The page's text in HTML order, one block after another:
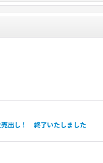
出し！ 終了いたしました